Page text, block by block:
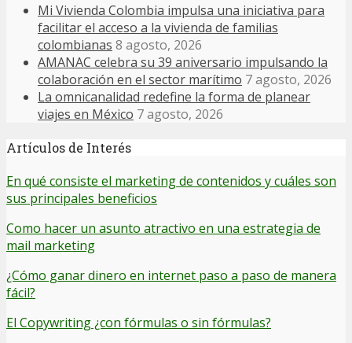
Mi Vivienda Colombia impulsa una iniciativa para
facilitar el acceso a la vivienda de familias
colombianas 8 agosto, 2026
AMANAC celebra su 39 aniversario impulsando la
colaboración en el sector marítimo 7 agosto, 2026
La omnicanalidad redefine la forma de planear
viajes en México 7 agosto, 2026
Artículos de Interés
En qué consiste el marketing de contenidos y cuáles son
sus principales beneficios
Como hacer un asunto atractivo en una estrategia de
mail marketing
¿Cómo ganar dinero en internet paso a paso de manera
fácil?
El Copywriting ¿con fórmulas o sin fórmulas?